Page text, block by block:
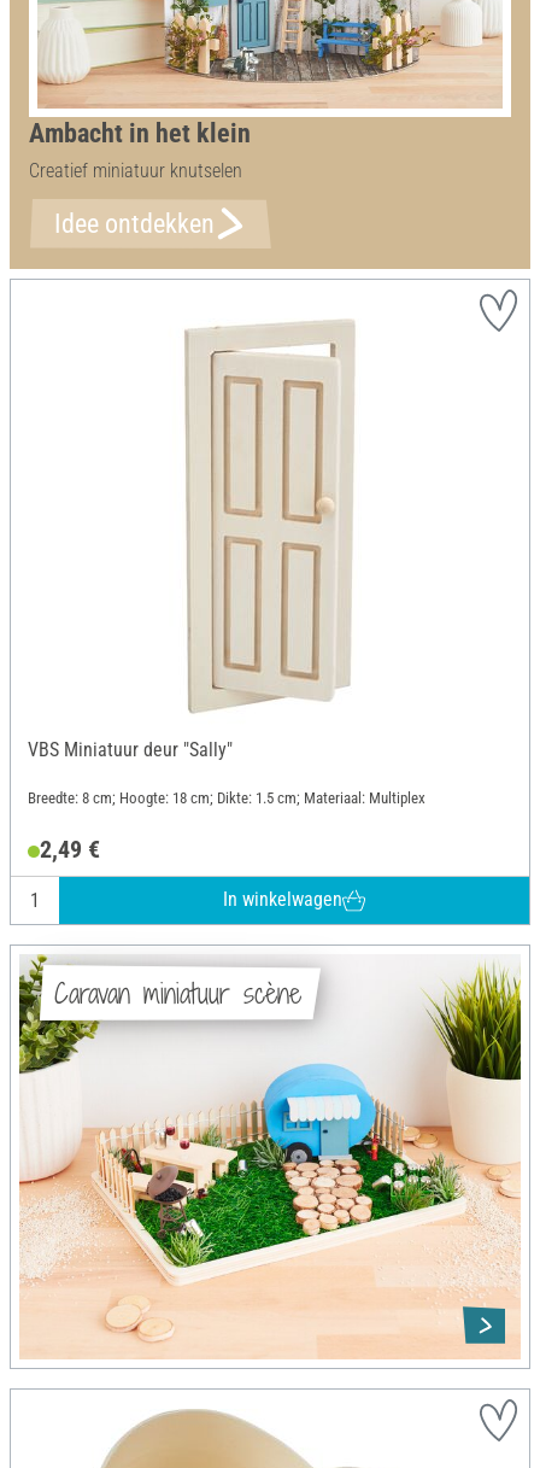
Ambacht in het klein
Creatief miniatuur knutselen
Idee ontdekken
VBS Miniatuur deur "Sally"
Breedte: 8 cm; Hoogte: 18 cm; Dikte: 1.5 cm; Materiaal: Multiplex
2,49 €
In winkelwagen
Caravan miniatuur scène